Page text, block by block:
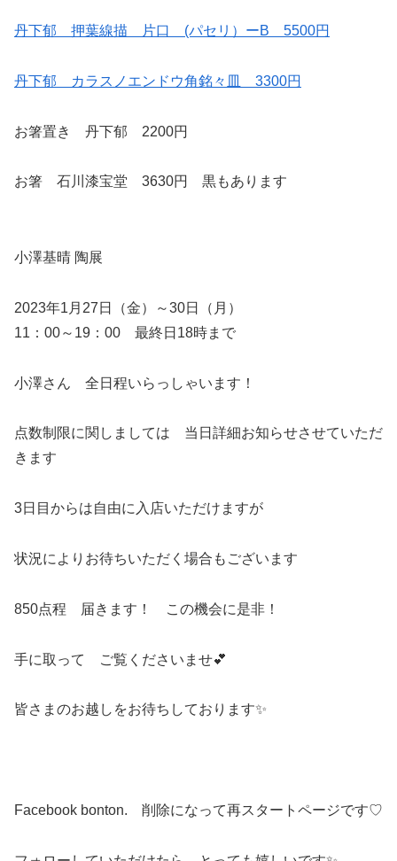
丹下郁 押葉線描 片口 (パセリ）ーB 5500円
丹下郁 カラスノエンドウ角銘々皿 3300円
お箸置き 丹下郁 2200円
お箸 石川漆宝堂 3630円 黒もあります
小澤基晴 陶展
2023年1月27日（金）～30日（月）
11：00～19：00 最終日18時まで
小澤さん 全日程いらっしゃいます！
点数制限に関しましては 当日詳細お知らせさせていただ
きます
3日目からは自由に入店いただけますが
状況によりお待ちいただく場合もございます
850点程 届きます！ この機会に是非！
手に取って ご覧くださいませ💕
皆さまのお越しをお待ちしております✨
Facebook bonton. 削除になって再スタートページです♡